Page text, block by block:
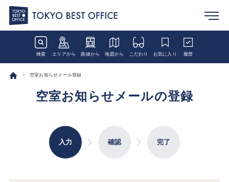
検索 エリアから 路線から 地図から こだわり お気に入り 履歴
空室お知らせメール登録
空室お知らせメールの登録
入力 確認 完了